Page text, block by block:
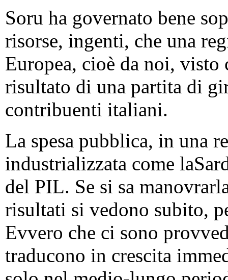
Soru ha governato bene
risorse, ingenti, che una
Europea, cioè da noi,
risultato di una partita di
contribuenti italiani.
La spesa pubblica, in una
industrializzata come
del PIL. Se si sa
risultati si vedono subito,
Evvero che ci sono
traducono in crescita